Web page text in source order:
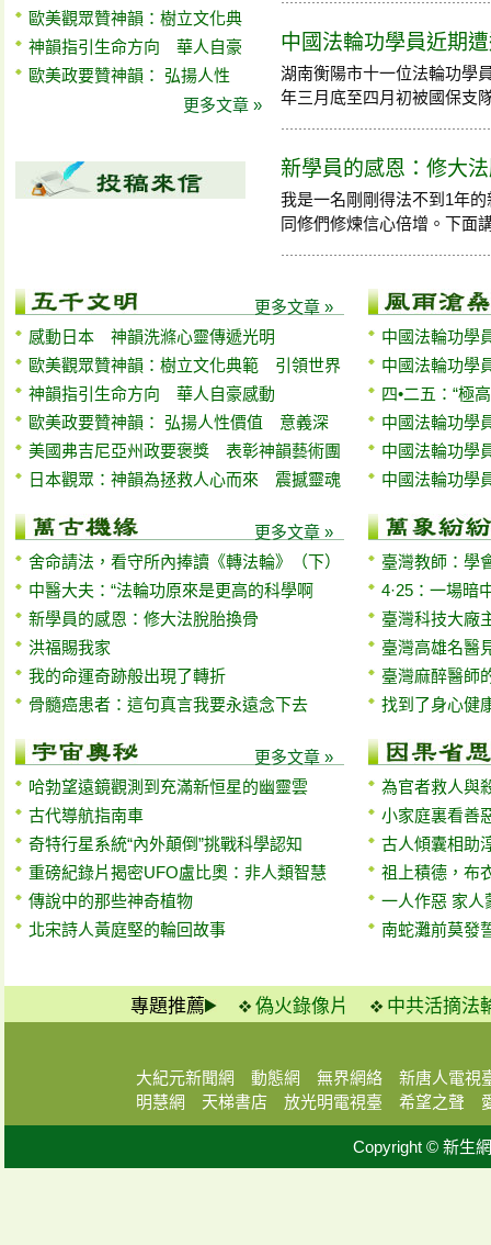
歐美觀眾贊神韻：樹立文化典
神韻指引生命方向 華人自豪
歐美政要贊神韻： 弘揚人性
更多文章 »
中國法輪功學員近期
湖南衡陽市十一位法輪功學
年三月底至四月初被國保支
新學員的感恩：修大
我是一名剛剛得法不到1年
同修們修煉信心倍增。下面
更多文章 »
感動日本 神韻洗滌心靈傳遞光明
歐美觀眾贊神韻：樹立文化典範 引領世界
神韻指引生命方向 華人自豪感動
歐美政要贊神韻： 弘揚人性價值 意義深
美國弗吉尼亞州政要褒獎 表彰神韻藝術團
日本觀眾：神韻為拯救人心而來 震撼靈魂
更多文章 »
舍命請法，看守所內捧讀《轉法輪》（下）
中醫大夫：“法輪功原來是更高的科學啊
新學員的感恩：修大法脫胎換骨
洪福賜我家
我的命運奇跡般出現了轉折
骨髓癌患者：這句真言我要永遠念下去
更多文章 »
哈勃望遠鏡觀測到充滿新恒星的幽靈雲
古代導航指南車
奇特行星系統“內外顛倒”挑戰科學認知
重磅紀錄片揭密UFO盧比奧：非人類智慧
傳說中的那些神奇植物
北宋詩人黃庭堅的輪回故事
中國法輪功學
中國法輪功學
四•二五：“極
中國法輪功學
中國法輪功學
中國法輪功學
臺灣教師：學
4·25：一場暗
臺灣科技大廠
臺灣高雄名醫
臺灣麻醉醫師
找到了身心健
為官者救人與
小家庭裏看善
古人傾囊相助
祖上積德，布
一人作惡 家人
南蛇灘前莫發
專題推薦 偽火錄像片 中共活摘法
大紀元新聞網 動態網 無界網絡
新唐人電視
明慧網
天梯書店 放光明電視臺 希望之聲
Copyright © 新生